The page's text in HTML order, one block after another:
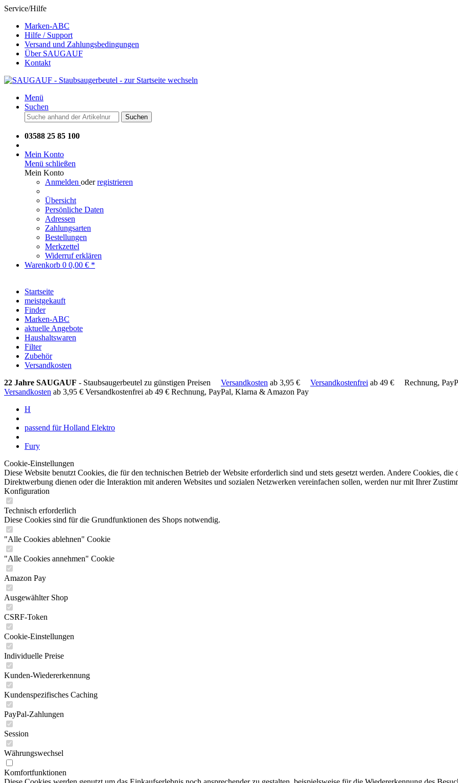
Service/Hilfe
Marken-ABC
Hilfe / Support
Versand und Zahlungsbedingungen
Über SAUGAUF
Kontakt
Menü
Suchen
Suchen
03588 25 85 100
Mein Konto
Menü schließen
Mein Konto
Anmelden oderregistrieren
Übersicht
Persönliche Daten
Adressen
Zahlungsarten
Bestellungen
Merkzettel
Widerruf erklären
Warenkorb 0 0,00 € *
Startseite
meistgekauft
Finder
Marken-ABC
aktuelle Angebote
Haushaltswaren
Filter
Zubehör
Versandkosten
22 Jahre SAUGAUF - Staubsaugerbeutel zu günstigen Preisen Versandkosten ab 3,95 € Versandkostenfrei ab 49 €
Rechnung,
Versandkosten ab 3,95 € Versandkostenfrei ab 49 € Rechnung, PayPal, Klarna & Amazon Pay
H
passend für Holland Elektro
Fury
Cookie-Einstellungen
Diese Website benutzt Cookies, die für den technischen Betrieb der Website erforderlich sind und stets gesetzt werden. Andere Cookies,
Direktwerbung dienen oder die Interaktion mit anderen Websites und sozialen Netzwerken vereinfachen sollen, werden nur mit Ihrer
Konfiguration
Technisch erforderlich
Diese Cookies sind für die Grundfunktionen des Shops notwendig.
"Alle Cookies ablehnen" Cookie
"Alle Cookies annehmen" Cookie
Amazon Pay
Ausgewählter Shop
CSRF-Token
Cookie-Einstellungen
Individuelle Preise
Kunden-Wiedererkennung
Kundenspezifisches Caching
PayPal-Zahlungen
Session
Währungswechsel
Komfortfunktionen